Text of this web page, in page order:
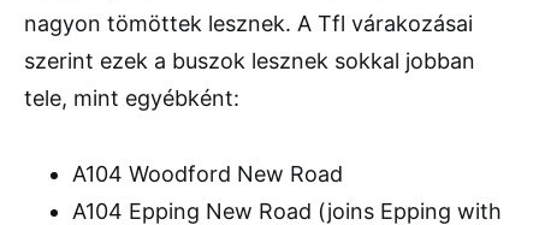
nagyon tömöttek lesznek. A Tfl várakozásai
szerint ezek a buszok lesznek sokkal jobban
tele, mint egyébként:
A104 Woodford New Road
A104 Epping New Road (joins Epping with